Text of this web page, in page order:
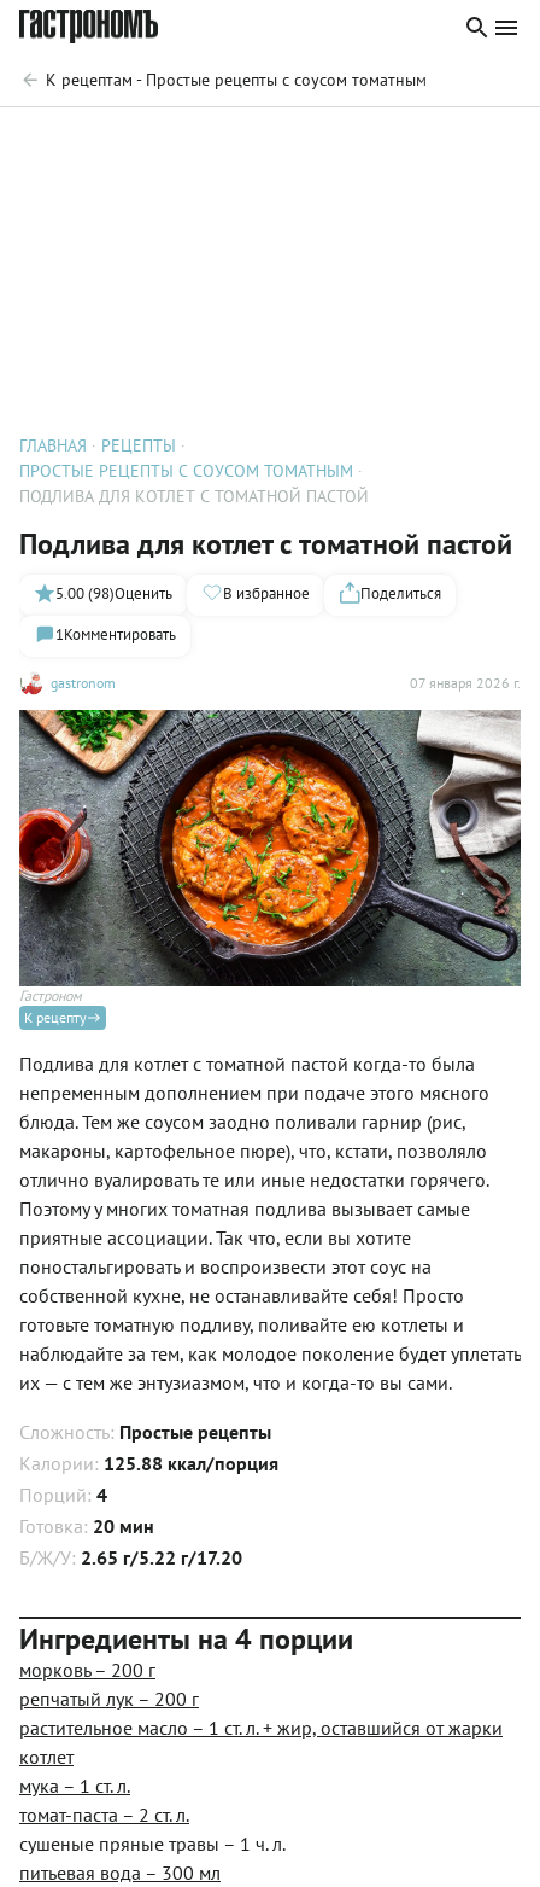
К рецептам - Простые рецепты с соусом томатным
ГЛАВНАЯ
РЕЦЕПТЫ
ПРОСТЫЕ РЕЦЕПТЫ С СОУСОМ ТОМАТНЫМ
ПОДЛИВА ДЛЯ КОТЛЕТ С ТОМАТНОЙ ПАСТОЙ
Подлива для котлет с томатной пастой
gastronom 07 января 2026 г.
5.00 (98)Оценить В избранное
Поделиться
1Комментировать
Гастроном
К рецепту
Подлива для котлет с томатной пастой когда-то была
непременным дополнением при подаче этого мясного
блюда. Тем же соусом заодно поливали гарнир (рис,
макароны, картофельное пюре), что, кстати, позволяло
отлично вуалировать те или иные недостатки горячего.
Поэтому у многих томатная подлива вызывает самые
приятные ассоциации. Так что, если вы хотите
поностальгировать и воспроизвести этот соус на
собственной кухне, не останавливайте себя! Просто
готовьте томатную подливу, поливайте ею котлеты и
наблюдайте за тем, как молодое поколение будет уплетать
их — с тем же энтузиазмом, что и когда-то вы сами.
Сложность: Простые рецепты
Калории: 125.88 ккал/порция
Порций: 4
Готовка: 20 мин
Б/Ж/У: 2.65 г/5.22 г/17.20
Ингредиенты на 4 порции
морковь – 200 г
репчатый лук – 200 г
растительное масло – 1 ст. л. + жир, оставшийся от жарки
котлет
мука – 1 ст. л.
томат-паста – 2 ст. л.
сушеные пряные травы – 1 ч. л.
питьевая вода – 300 мл